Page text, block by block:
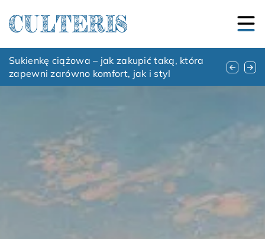
Koncerty muzyczne – jakie są ich zalety?
Sukienkę ciążowa – jak zakupić taką, która
zapewni zarówno komfort, jak i styl
Harmonia dźwięków: jak muzyka wpływa na
naszą codzienność i emocje